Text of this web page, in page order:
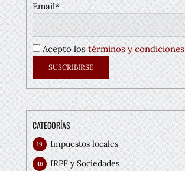
Email*
Acepto lostérminos y condiciones
CATEGORÍAS
Impuestos locales
19
IRPF y Sociedades
46